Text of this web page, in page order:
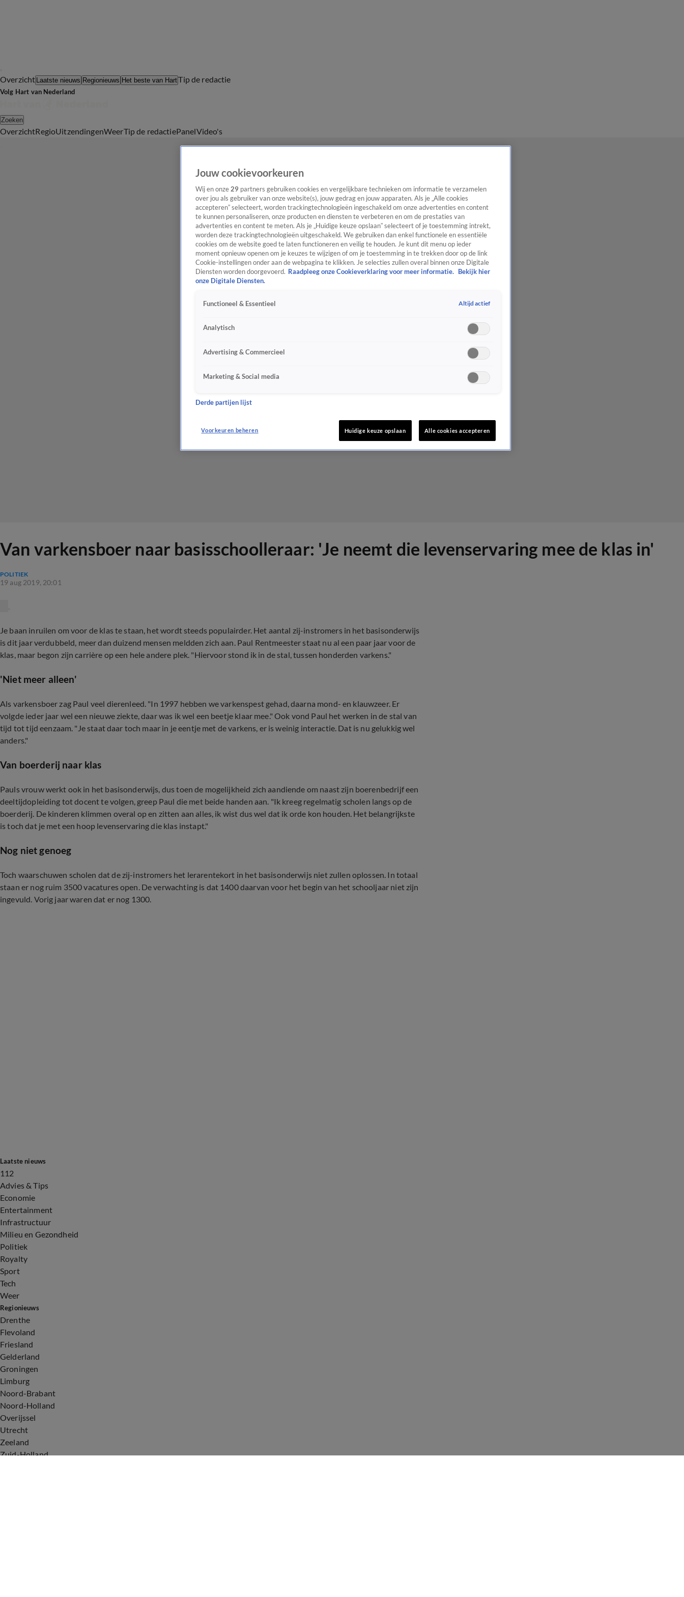
Overzicht Laatste nieuws Regionieuws Het beste van HartTip de redactie
Volg Hart van Nederland
Zoeken
OverzichtRegioUitzendingenWeerTip de redactiePanelVideo's
Van varkensboer naar basisschoolleraar: 'Je neemt die levenservaring mee de klas in'
POLITIEK
19 aug 2019, 20:01
Je baan inruilen om voor de klas te staan, het wordt steeds populairder. Het aantal zij-instromers in het basisonderwijs
is dit jaar verdubbeld, meer dan duizend mensen meldden zich aan. Paul Rentmeester staat nu al een paar jaar voor de
klas, maar begon zijn carrière op een hele andere plek. "Hiervoor stond ik in de stal, tussen honderden varkens."
'Niet meer alleen'
Als varkensboer zag Paul veel dierenleed. "In 1997 hebben we varkenspest gehad, daarna mond- en klauwzeer. Er
volgde ieder jaar wel een nieuwe ziekte, daar was ik wel een beetje klaar mee." Ook vond Paul het werken in de stal van
tijd tot tijd eenzaam. "Je staat daar toch maar in je eentje met de varkens, er is weinig interactie. Dat is nu gelukkig wel
anders."
Van boerderij naar klas
Pauls vrouw werkt ook in het basisonderwijs, dus toen de mogelijkheid zich aandiende om naast zijn boerenbedrijf een
deeltijdopleiding tot docent te volgen, greep Paul die met beide handen aan. "Ik kreeg regelmatig scholen langs op de
boerderij. De kinderen klimmen overal op en zitten aan alles, ik wist dus wel dat ik orde kon houden. Het belangrijkste
is toch dat je met een hoop levenservaring die klas instapt."
Nog niet genoeg
Toch waarschuwen scholen dat de zij-instromers het lerarentekort in het basisonderwijs niet zullen oplossen. In totaal
staan er nog ruim 3500 vacatures open. De verwachting is dat 1400 daarvan voor het begin van het schooljaar niet zijn
ingevuld. Vorig jaar waren dat er nog 1300.
Laatste nieuws
112
Advies & Tips
Economie
Entertainment
Infrastructuur
Milieu en Gezondheid
Politiek
Royalty
Sport
Tech
Weer
Regionieuws
Drenthe
Flevoland
Friesland
Gelderland
Groningen
Limburg
Noord-Brabant
Noord-Holland
Overijssel
Utrecht
Zeeland
Zuid-Holland
Jouw cookievoorkeuren
Wij en onze 29 partners gebruiken cookies en vergelijkbare technieken om informatie te verzamelen
over jou als gebruiker van onze website(s), jouw gedrag en jouw apparaten. Als je „Alle cookies
accepteren” selecteert, worden trackingtechnologieën ingeschakeld om onze advertenties en content
te kunnen personaliseren, onze producten en diensten te verbeteren en om de prestaties van
advertenties en content te meten. Als je „Huidige keuze opslaan” selecteert of je toestemming intrekt,
worden deze trackingtechnologieën uitgeschakeld. We gebruiken dan enkel functionele en essentiële
cookies om de website goed te laten functioneren en veilig te houden. Je kunt dit menu op ieder
moment opnieuw openen om je keuzes te wijzigen of om je toestemming in te trekken door op de link
Cookie-instellingen onder aan de webpagina te klikken. Je selecties zullen overal binnen onze Digitale
Diensten worden doorgevoerd. Raadpleeg onze Cookieverklaring voor meer informatie.
Bekijk hier
onze Digitale Diensten.
Functioneel & Essentieel Altijd actief
Analytisch
Advertising & Commercieel
Marketing & Social media
Derde partijen lijst
Voorkeuren beheren Huidige keuze opslaan Alle cookies accepteren